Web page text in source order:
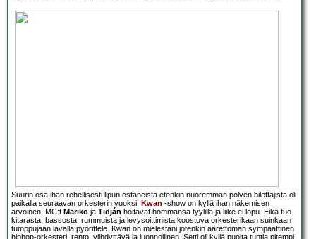
Suurin osa ihan rehellisesti lipun ostaneista etenkin nuoremman polven bilettäjistä oli
paikalla seuraavan orkesterin vuoksi. Kwan -show on kyllä ihan näkemisen
arvoinen. MC:t Mariko ja Tidján hoitavat hommansa tyylillä ja liike ei lopu. Eikä tuo
kitarasta, bassosta, rummuista ja levysoittimista koostuva orkesterikaan suinkaan
tumppujaan lavalla pyörittele. Kwan on mielestäni jotenkin äärettömän sympaattinen
hiphop-orkesteri, rento, viihdyttävä ja luonnollinen. Setti oli kyllä puolta tuntia pitempi,